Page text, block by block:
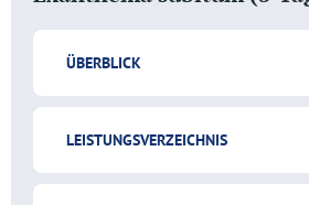
ÜBERBLICK
LEISTUNGSVERZEICHNIS